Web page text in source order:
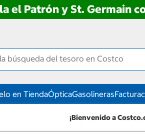
el Patrón y St. Germain
en TiendaÓpticaGasolineras
¡Bienvenido a